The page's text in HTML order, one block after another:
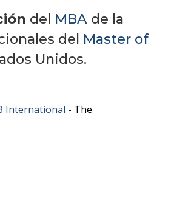
del MBAde la
del Master of
Unidos.
International - The